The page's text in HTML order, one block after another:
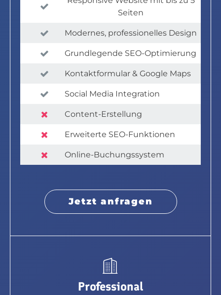
Seiten
Modernes, professionelles Design
Grundlegende SEO-Optimierung
Kontaktformular & Google Maps
Social Media Integration
Content-Erstellung
Erweiterte SEO-Funktionen
Online-Buchungssystem
Jetzt anfragen
Professional